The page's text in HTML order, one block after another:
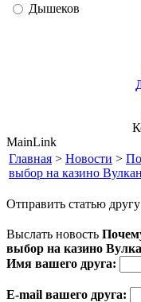
Дышеков
MainLink
Главная > Новости >
выбор на казино
Отправить статью другу
Выслать новость
выбор на казино
Имя вашего друга:
E-mail вашего друга: